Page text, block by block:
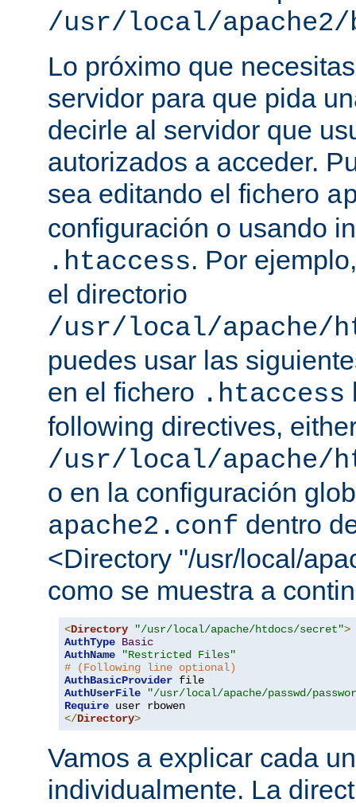
/usr/local/apache2/
Lo próximo que
servidor para que pida
decirle al servidor que
autorizados a acceder.
sea editando el fichero
configuración o usando
.htaccess. Por
el directorio
/usr/local/apache/
puedes usar las
en el fichero .htaccess
following directives,
/usr/local/apache/
o en la configuración
apache2.conf dentro
<Directory "/usr/local/
como se muestra a
<Directory "/usr/local/apache/htdocs/secret">
AuthType Basic
AuthName
"Restricted Files"
# (Following line optional)
AuthBasicProvider
AuthUserFile
"/usr/local/apache/passwd/
Require
</Directory>
Vamos a explicar cada
individualmente. La